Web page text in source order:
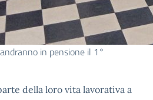
in pensione il 1°
della loro vita lavorativa a